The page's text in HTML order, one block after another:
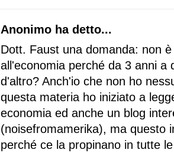
Anonimo ha detto...
Dott. Faust una domanda: non
all'economia perché da 3 anni a
d'altro? Anch'io che non ho
questa materia ho iniziato a
economia ed anche un blog
(noisefromamerika), ma questo
perché ce la propinano in tutte